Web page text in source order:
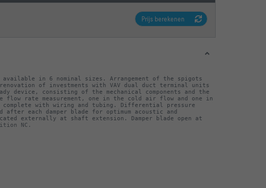
Prijs berekenen
in 6 nominal sizes. Arrangement of the spigots
of investments with VAV dual duct terminal units
device, consisting of the mechanical components and the
flow rate measurement, one in the cold air flow and one in
complete with wiring and tubing. Differential pressure
each damper blade for optimum acoustic and
externally at shaft extension. Damper blade open at
NC.